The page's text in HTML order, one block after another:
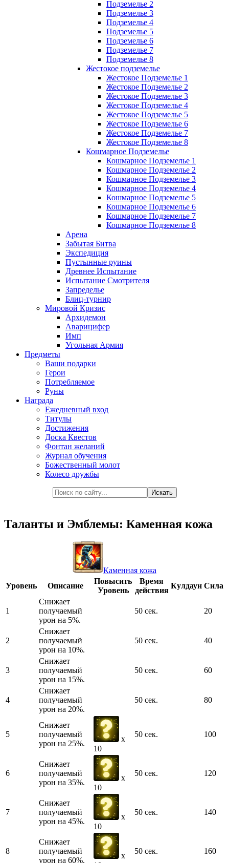
Подземелье 2
Подземелье 3
Подземелье 4
Подземелье 5
Подземелье 6
Подземелье 7
Подземелье 8
Жестокое подземелье
Жестокое Подземелье 1
Жестокое Подземелье 2
Жестокое Подземелье 3
Жестокое Подземелье 4
Жестокое Подземелье 5
Жестокое Подземелье 6
Жестокое Подземелье 7
Жестокое Подземелье 8
Кошмарное Подземелье
Кошмарное Подземелье 1
Кошмарное Подземелье 2
Кошмарное Подземелье 3
Кошмарное Подземелье 4
Кошмарное Подземелье 5
Кошмарное Подземелье 6
Кошмарное Подземелье 7
Кошмарное Подземелье 8
Арена
Забытая Битва
Экспедиция
Пустынные руины
Древнее Испытание
Испытание Смотрителя
Запределье
Блиц-турнир
Мировой Кризис
Архидемон
Аварицифер
Имп
Угольная Армия
Предметы
Ваши подарки
Герои
Потребляемое
Руны
Награда
Ежедневный вход
Титулы
Достижения
Доска Квестов
Фонтан желаний
Журнал обучения
Божественный молот
Колесо дружбы
Таланты и Эмблемы: Каменная кожа
Каменная кожа
Уровень
Описание
Повысить
Уровень
Время
действия
Кулдаун Сила
1
Снижает
получаемый
урон на 5%.
50 сек. 20
2
Снижает
получаемый
урон на 10%.
50 сек. 40
3
Снижает
получаемый
урон на 15%.
50 сек. 60
4
Снижает
получаемый
урон на 20%.
50 сек. 80
5
Снижает
получаемый
урон на 25%.
x
10
50 сек. 100
6
Снижает
получаемый
урон на 35%.
x
10
50 сек. 120
7
Снижает
получаемый
урон на 45%.
x
10
50 сек. 140
8
Снижает
получаемый
урон на 60%.
x
50 сек. 160